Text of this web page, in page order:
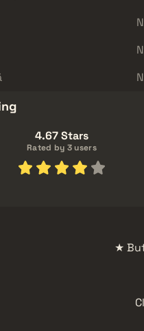
4.67 Stars
Rated by 3 users
★